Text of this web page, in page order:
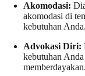
Akomodasi:
akomodasi di
kebutuhan Anda.
Advokasi Diri:
kebutuhan
memberdayakan.